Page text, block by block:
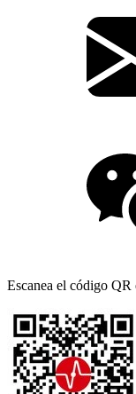
Escanea el código QR